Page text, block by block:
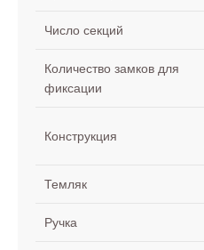
Число секций
Количество замков для
фиксации
Конструкция
Темляк
Ручка